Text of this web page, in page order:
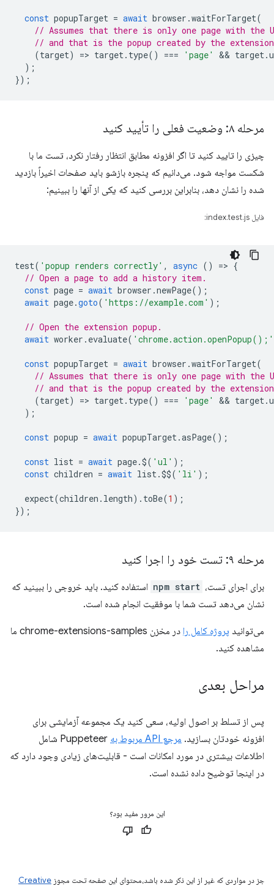
const popupTarget = await browser .waitForTarget(
// Assumes that there is only one page with the
// and that is the popup created by the
(target) => target. type() === 'page' && target.
);
});
مرحله ۸: وضعیت فعلی را تأیید کنید
چیزی را تایید کنید تا اگر افزونه مطابق انتظار رفتار نکرد، تست ما با
شکست مواجه شود. می‌دانیم که پنجره بازشو باید صفحات اخیراً بازدید
شده را نشان دهد، بنابراین بررسی کنید که یکی از آنها را ببینیم:
فایل index.test.js:
test( 'popup renders correctly' , async () => {
// Open a page to add a history item.
const page = await browser .newPage();
await page.goto( 'https://example.com' );
// Open the extension popup.
await worker . evaluate( 'chrome.action.openPopup();'
const popupTarget = await browser .waitForTarget(
// Assumes that there is only one page with the
// and that is the popup created by the
(target) => target. type() === 'page' && target.
);
const popup = await popupTarget.asPage();
const list = await page.$( 'ul' );
const children = await list.$$( 'li' );
expect(children . length). toBe(1 );
});
مرحله ۹: تست خود را اجرا کنید
برای اجرای تست، npm start استفاده کنید. باید خروجی را ببینید که
نشان می‌دهد تست شما با موفقیت انجام شده است.
می‌توانید پروژه کامل را
در مخزن chrome-extensions-samples ما
مشاهده کنید.
مراحل بعدی
پس از تسلط بر اصول اولیه، سعی کنید یک مجموعه آزمایشی برای
افزونه خودتان بسازید. مرجع API مربوط به
Puppeteer شامل
اطلاعات بیشتری در مورد امکانات است - قابلیت‌های زیادی وجود دارد که
در اینجا توضیح داده نشده است.
این مرور مفید بود؟
جز در مواردی که غیر از این ذکر شده باشد،‌محتوای این صفحه تحت مجوز Creative